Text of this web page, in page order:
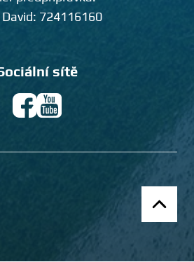
724116160
sítě